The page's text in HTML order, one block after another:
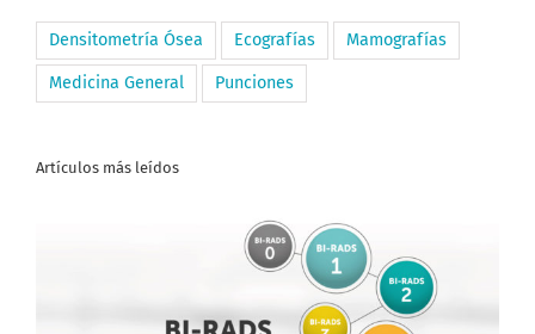
Densitometría Ósea Ecografías Mamografías
Medicina General Punciones
Artículos más leídos